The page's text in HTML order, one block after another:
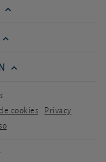
cookies Privacy